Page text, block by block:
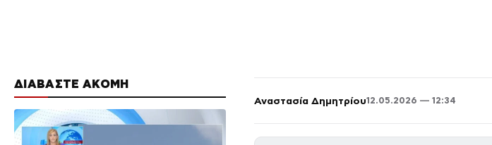
ΔΙΑΒΑΣΤΕ ΑΚΟΜΗ
Αναστασία Δημητρίου12.05.2026 — 12:34